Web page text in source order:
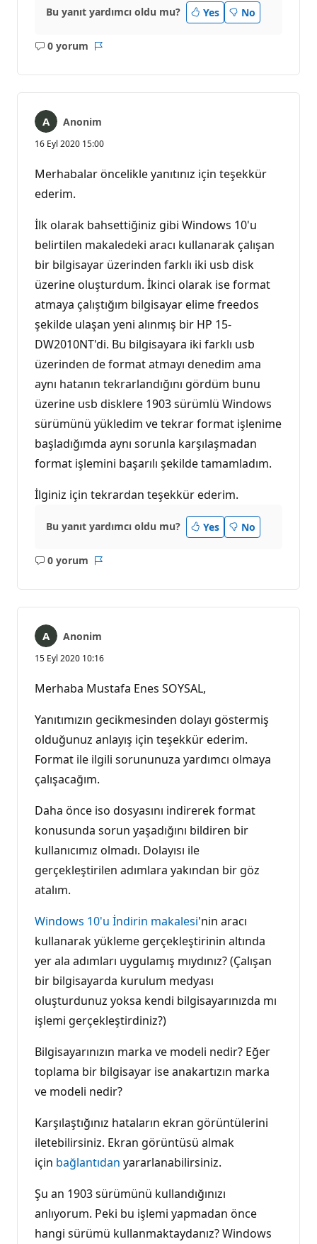
Bu yanıt yardımcı oldu mu? Yes No
0 yorum
Açıklama
Anonim
16 Eyl 2020 15:00
Merhabalar öncelikle yanıtınız için teşekkür
ederim.
İlk olarak bahsettiğiniz gibi Windows 10'u
belirtilen makaledeki aracı kullanarak çalışan
bir bilgisayar üzerinden farklı iki usb disk
üzerine oluşturdum. İkinci olarak ise format
atmaya çalıştığım bilgisayar elime freedos
şekilde ulaşan yeni alınmış bir HP 15-
DW2010NT'di. Bu bilgisayara iki farklı usb
üzerinden de format atmayı denedim ama
aynı hatanın tekrarlandığını gördüm bunu
üzerine usb disklere 1903 sürümlü Windows
sürümünü yükledim ve tekrar format işlenime
başladığımda aynı sorunla karşılaşmadan
format işlemini başarılı şekilde tamamladım.
İlginiz için tekrardan teşekkür ederim.
Bu yanıt yardımcı oldu mu? Yes No
0 yorum
Açıklama
Anonim
15 Eyl 2020 10:16
Merhaba Mustafa Enes SOYSAL,
Yanıtımızın gecikmesinden dolayı göstermiş
olduğunuz anlayış için teşekkür ederim.
Format ile ilgili sorununuza yardımcı olmaya
çalışacağım.
Daha önce iso dosyasını indirerek format
konusunda sorun yaşadığını bildiren bir
kullanıcımız olmadı. Dolayısı ile
gerçekleştirilen adımlara yakından bir göz
atalım.
Windows 10'u İndirin makalesi'nin aracı
kullanarak yükleme gerçekleştirinin altında
yer ala adımları uygulamış mıydınız? (Çalışan
bir bilgisayarda kurulum medyası
oluşturdunuz yoksa kendi bilgisayarınızda mı
işlemi gerçekleştirdiniz?)
Bilgisayarınızın marka ve modeli nedir? Eğer
toplama bir bilgisayar ise anakartızın marka
ve modeli nedir?
Karşılaştığınız hataların ekran görüntülerini
iletebilirsiniz. Ekran görüntüsü almak
için bağlantıdan yararlanabilirsiniz.
Şu an 1903 sürümünü kullandığınızı
anlıyorum. Peki bu işlemi yapmadan önce
hangi sürümü kullanmaktaydanız? Windows